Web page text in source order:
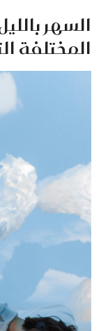
السهر
المختلفة